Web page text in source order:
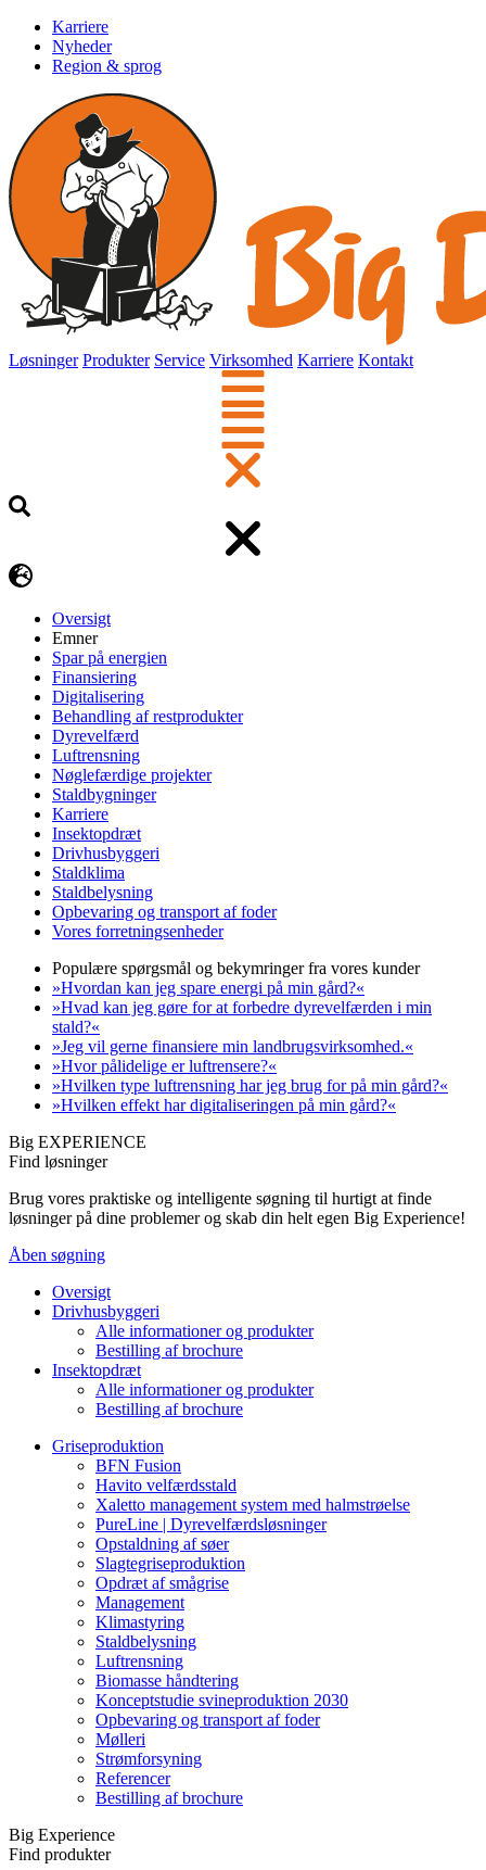
Karriere
Nyheder
Region & sprog
Løsninger Produkter Service Virksomhed Karriere Kontakt
Oversigt
Emner
Spar på energien
Finansiering
Digitalisering
Behandling af restprodukter
Dyrevelfærd
Luftrensning
Nøglefærdige projekter
Staldbygninger
Karriere
Insektopdræt
Drivhusbyggeri
Staldklima
Staldbelysning
Opbevaring og transport af foder
Vores forretningsenheder
Populære spørgsmål og bekymringer fra vores kunder
»Hvordan kan jeg spare energi på min gård?«
»Hvad kan jeg gøre for at forbedre dyrevelfærden i min
stald?«
»Jeg vil gerne finansiere min landbrugsvirksomhed.«
»Hvor pålidelige er luftrensere?«
»Hvilken type luftrensning har jeg brug for på min gård?«
»Hvilken effekt har digitaliseringen på min gård?«
Big EXPERIENCE
Find løsninger
Brug vores praktiske og intelligente søgning til hurtigt at finde
løsninger på dine problemer og skab din helt egen Big Experience!
Åben søgning
Oversigt
Drivhusbyggeri
Alle informationer og produkter
Bestilling af brochure
Insektopdræt
Alle informationer og produkter
Bestilling af brochure
Griseproduktion
BFN Fusion
Havito velfærdsstald
Xaletto management system med halmstrøelse
PureLine | Dyrevelfærdsløsninger
Opstaldning af søer
Slagtegriseproduktion
Opdræt af smågrise
Management
Klimastyring
Staldbelysning
Luftrensning
Biomasse håndtering
Konceptstudie svineproduktion 2030
Opbevaring og transport af foder
Mølleri
Strømforsyning
Referencer
Bestilling af brochure
Big Experience
Find produkter